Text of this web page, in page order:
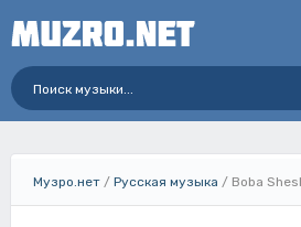
Музро.нет / Русская музыка / Boba